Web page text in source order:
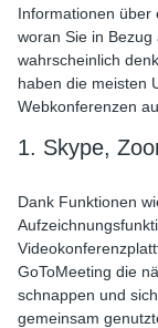
Informationen über
woran Sie in
wahrscheinlich
haben die meisten
Webkonferenzen
1. Skype,
Dank Funktionen
GoToMeeting die
schnappen und
gemeinsam